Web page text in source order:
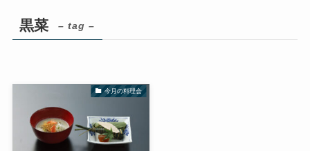
黒菜 – tag –
今月の料理会